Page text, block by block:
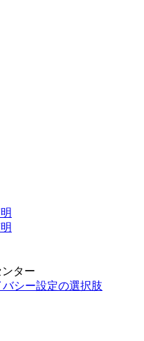
ター
シー設定の選択肢